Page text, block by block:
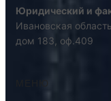
Юридический и
Ивановская
дом 183, оф.409